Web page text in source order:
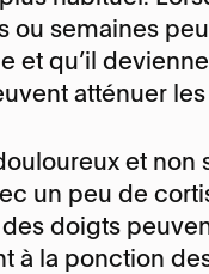
ou semaines
et qu’il
atténuer
et non
un peu de
doigts
à la ponction